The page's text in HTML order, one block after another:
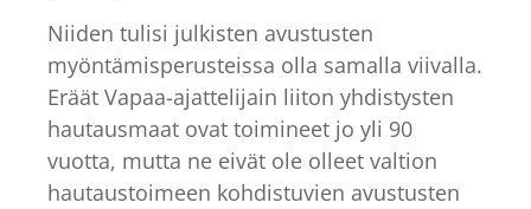
Niiden tulisi julkisten avustusten
myöntämisperusteissa olla samalla viivalla.
Eräät Vapaa-ajattelijain liiton yhdistysten
hautausmaat ovat toimineet jo yli 90
vuotta, mutta ne eivät ole olleet valtion
hautaustoimeen kohdistuvien avustusten